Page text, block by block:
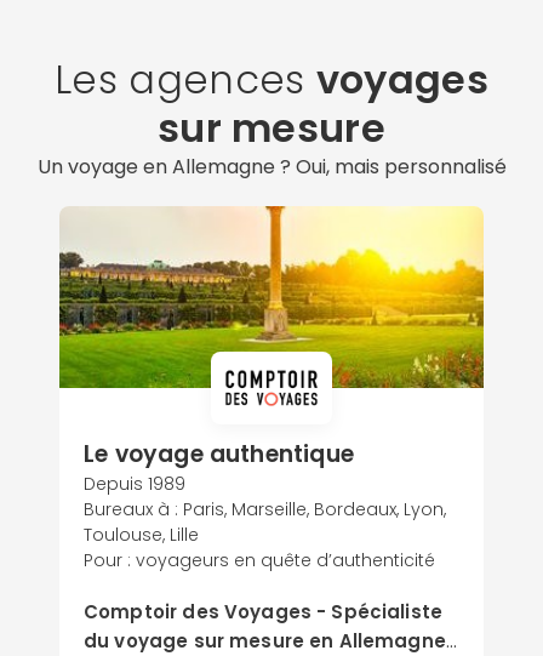
Les agences voyages
sur mesure
Un voyage en Allemagne ? Oui, mais personnalisé
Le voyage authentique
Depuis 1989
Bureaux à : Paris, Marseille, Bordeaux, Lyon,
Toulouse, Lille
Pour : voyageurs en quête d’authenticité
Comptoir des Voyages - Spécialiste
du voyage sur mesure en Allemagne !